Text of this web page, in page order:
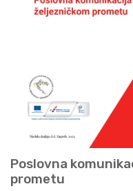
Poslovna
prometu